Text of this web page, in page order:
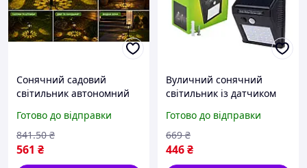
Сонячний садовий
світильник автономний
візерунком для дачі та
саду FLAME
Готово до відправки
561 ₴
841.50 ₴
Вуличний сонячний
світильник із датчиком
1200 мА·год IP65 30
світлодіодів FLAME
Готово до відправки
446₴
669 ₴